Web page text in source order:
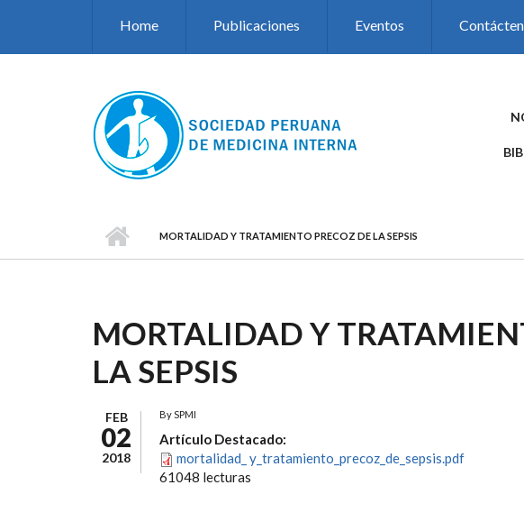
Home Publicaciones Eventos
MORTALIDAD Y TRATAMIENTO PRECOZ DE LA SEPSIS
MORTALIDAD Y
LA SEPSIS
FEB
02
2018
BySPMI
Artículo Destacado:
mortalidad_ y_tratamiento_precoz_de_sepsis.pdf
61048 lecturas